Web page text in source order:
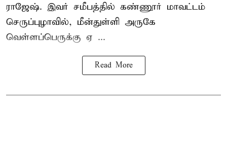
ராஜேஷ். இவர் சமீபத்தில் கண்ணூர் மாவட்டம்
செருப்புழாவில், மீன்துள்ளி அருகே
வெள்ளப்பெருக்கு ஏ ...
Read More